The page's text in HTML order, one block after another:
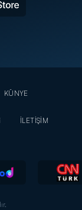
KÜNYE
İLETİŞİM